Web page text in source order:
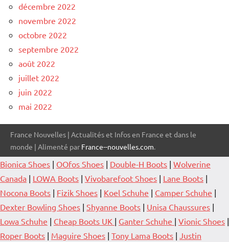
décembre 2022
novembre 2022
octobre 2022
septembre 2022
août 2022
juillet 2022
juin 2022
mai 2022
France Nouvelles | Actualités et Infos en France et dans le
monde | Alimenté par France--nouvelles.com.
Bionica Shoes | OOfos Shoes | Double-H Boots | Wolverine
Canada | LOWA Boots | Vivobarefoot Shoes | Lane Boots |
Nocona Boots | Fizik Shoes | Koel Schuhe | Camper Schuhe |
Dexter Bowling Shoes | Shyanne Boots | Unisa Chaussures |
Lowa Schuhe | Cheap Boots UK | Ganter Schuhe | Vionic Shoes |
Roper Boots | Maguire Shoes | Tony Lama Boots | Justin